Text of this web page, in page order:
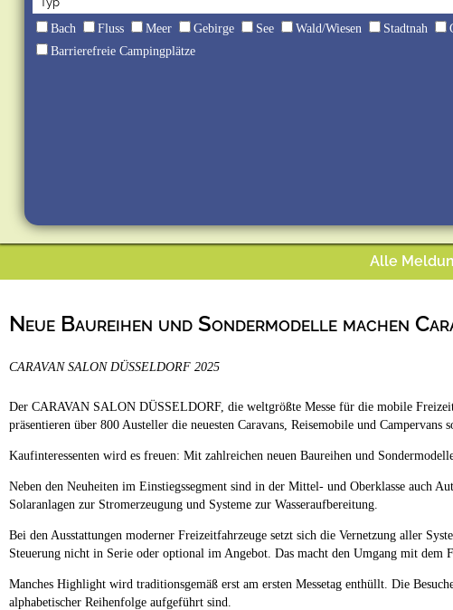
Bach Fluss Meer Gebirge See Wald/Wiesen Stadtnah
Barrierefreie Campingplätze
Alle
Neue Baureihen und Sondermodelle machen
CARAVAN SALON DÜSSELDORF 2025
Der CARAVAN SALON DÜSSELDORF, die weltgrößte Messe für die mobile
präsentieren über 800 Austeller die neuesten Caravans, Reisemobile und
Kaufinteressenten wird es freuen: Mit zahlreichen neuen Baureihen und
Neben den Neuheiten im Einstiegssegment sind in der Mittel- und Oberklasse auch
Solaranlagen zur Stromerzeugung und Systeme zur Wasseraufbereitung.
Bei den Ausstattungen moderner Freizeitfahrzeuge setzt sich die Vernetzung aller
Steuerung nicht in Serie oder optional im Angebot. Das macht den Umgang mit dem
Manches Highlight wird traditionsgemäß erst am ersten Messetag enthüllt. Die
alphabetischer Reihenfolge aufgeführt sind.